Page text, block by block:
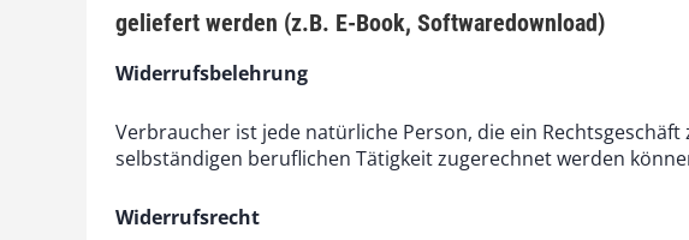
geliefert werden (z.B. E-Book, Softwaredownload)
Widerrufsbelehrung
Verbraucher ist jede natürliche Person, die ein
selbständigen beruflichen Tätigkeit zugerechnet werden
Widerrufsrecht